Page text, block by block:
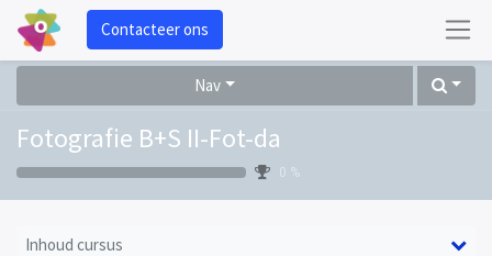
Contacteer ons
Nav
Fotografie B+S II-Fot-da
0 %
Inhoud cursus